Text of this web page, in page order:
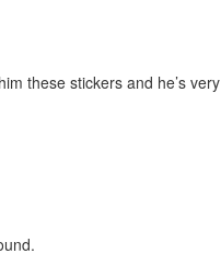
these stickers and he’s very